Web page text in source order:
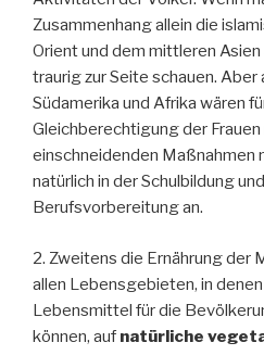
Zusammenhang allein die
Orient und dem mittleren Asien
traurig zur Seite schauen. Aber
Südamerika und Afrika wären
Gleichberechtigung der
einschneidenden Maßnahmen
natürlich in der Schulbildung
Berufsvorbereitung an.
2. Zweitens die Ernährung der
allen Lebensgebieten, in
Lebensmittel für die
können, auf natürliche